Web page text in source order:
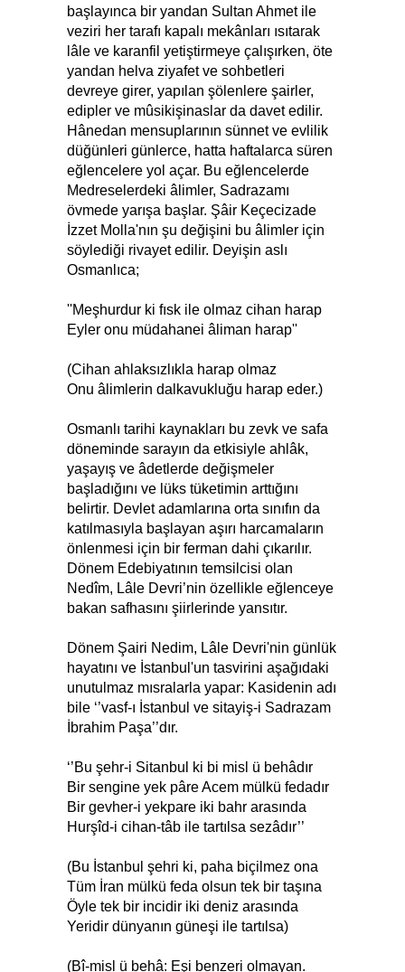
başlayınca bir yandan Sultan Ahmet ile
veziri her tarafı kapalı mekânları ısıtarak
lâle ve karanfil yetiştirmeye çalışırken, öte
yandan helva ziyafet ve sohbetleri
devreye girer, yapılan şölenlere şairler,
edipler ve mûsikişinaslar da davet edilir.
Hânedan mensuplarının sünnet ve evlilik
düğünleri günlerce, hatta haftalarca süren
eğlencelere yol açar. Bu eğlencelerde
Medreselerdeki âlimler, Sadrazamı
övmede yarışa başlar. Şâir Keçecizade
İzzet Molla'nın şu değişini bu âlimler için
söylediği rivayet edilir. Deyişin aslı
Osmanlıca;
''Meşhurdur ki fısk ile olmaz cihan harap
Eyler onu müdahanei âliman harap''
(Cihan ahlaksızlıkla harap olmaz
Onu âlimlerin dalkavukluğu harap eder.)
Osmanlı tarihi kaynakları bu zevk ve safa
döneminde sarayın da etkisiyle ahlâk,
yaşayış ve âdetlerde değişmeler
başladığını ve lüks tüketimin arttığını
belirtir. Devlet adamlarına orta sınıfın da
katılmasıyla başlayan aşırı harcamaların
önlenmesi için bir ferman dahi çıkarılır.
Dönem Edebiyatının temsilcisi olan
Nedîm, Lâle Devri’nin özellikle eğlenceye
bakan safhasını şiirlerinde yansıtır.
Dönem Şairi Nedim, Lâle Devri'nin günlük
hayatını ve İstanbul'un tasvirini aşağıdaki
unutulmaz mısralarla yapar: Kasidenin adı
bile ‘’vasf-ı İstanbul ve sitayiş-i Sadrazam
İbrahim Paşa’’dır.
‘’Bu şehr-i Sitanbul ki bi misl ü behâdır
Bir sengine yek pâre Acem mülkü fedadır
Bir gevher-i yekpare iki bahr arasında
Hurşîd-i cihan-tâb ile tartılsa sezâdır’’
(Bu İstanbul şehri ki, paha biçilmez ona
Tüm İran mülkü feda olsun tek bir taşına
Öyle tek bir incidir iki deniz arasında
Yeridir dünyanın güneşi ile tartılsa)
(Bî-misl ü behâ: Eşi benzeri olmayan.